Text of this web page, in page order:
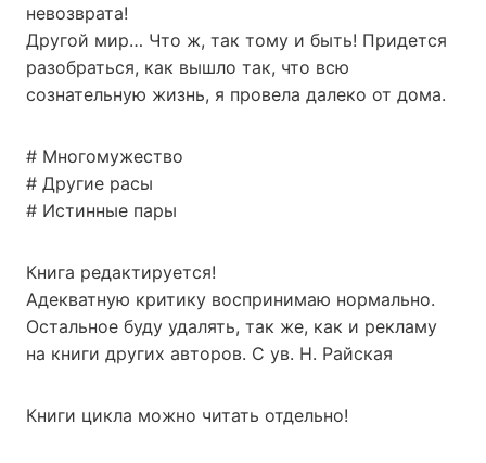
невозврата!
Другой мир… Что ж, так тому и быть! Придется
разобраться, как вышло так, что всю
сознательную жизнь, я провела далеко от дома.
# Многомужество
# Другие расы
# Истинные пары
Книга редактируется!
Адекватную критику воспринимаю нормально.
Остальное буду удалять, так же, как и рекламу
на книги других авторов. С ув. Н. Райская
Книги цикла можно читать отдельно!